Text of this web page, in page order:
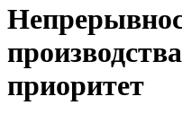
приоритет